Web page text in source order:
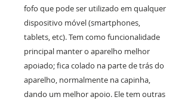
fofo que pode ser utilizado em qualquer
dispositivo móvel (smartphones,
tablets, etc). Tem como funcionalidade
principal manter o aparelho melhor
apoiado; fica colado na parte de trás do
aparelho, normalmente na capinha,
dando um melhor apoio. Ele tem outras